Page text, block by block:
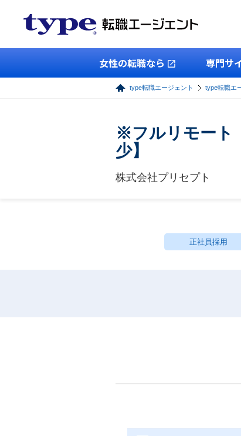
女性の転職なら 専門サ
type転職エージェント type転職エ
※フルリモート
少】
株式会社プリセプト
正社員採用